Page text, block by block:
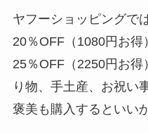
ヤフーショッピングで
20％OFF（1080円お得
25％OFF（2250円お
り物、手土産、お祝い
褒美も購入するといい